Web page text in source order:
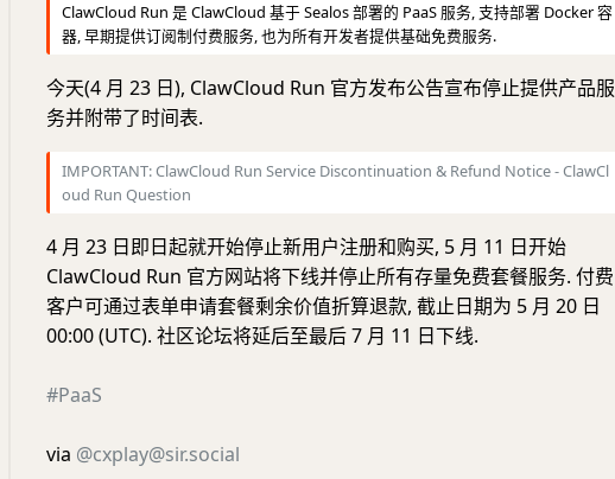
ClawCloud Run 是 ClawCloud 基于 Sealos 部署的 PaaS 服务, 支持部署 Docker 容
器, 早期提供订阅制付费服务, 也为所有开发者提供基础免费服务.
今天(4 月 23 日), ClawCloud Run 官方发布公告宣布停止提供产品服
务并附带了时间表.
IMPORTANT: ClawCloud Run Service Discontinuation & Refund Notice - ClawCl
oud Run Question
4 月 23 日即日起就开始停止新用户注册和购买, 5 月 11 日开始
ClawCloud Run 官方网站将下线并停止所有存量免费套餐服务. 付费
客户可通过表单申请套餐剩余价值折算退款, 截止日期为 5 月 20 日
00:00 (UTC). 社区论坛将延后至最后 7 月 11 日下线.
#PaaS
via @cxplay@sir.social